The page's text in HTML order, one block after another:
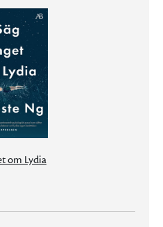
om Lydia